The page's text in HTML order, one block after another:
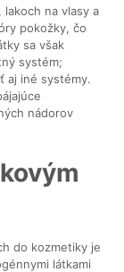
na vlasy a
pokožky, čo
sa však
systém;
aj iné systémy.
nádorov
do kozmetiky je
látkami